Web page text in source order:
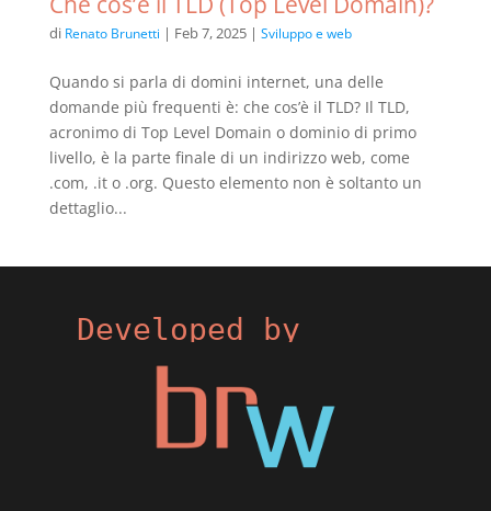
di Renato Brunetti | Feb 7, 2025| Sviluppo e web
Quando si parla di domini internet, una delle
domande più frequenti è: che cos’è il TLD? Il TLD,
acronimo di Top Level Domain o dominio di primo
livello, è la parte finale di un indirizzo web, come
.com, .it o .org. Questo elemento non è soltanto un
dettaglio...
Developed by